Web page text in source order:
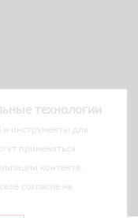
технологии
и инструменты для
применяться
контента.
согласие на